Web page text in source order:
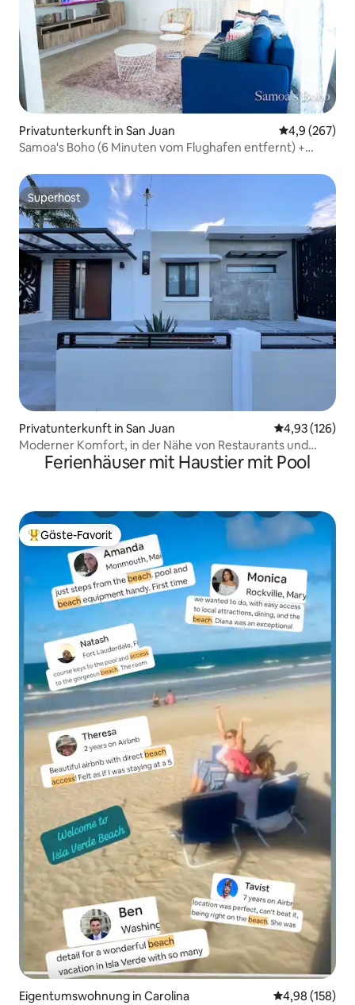
Privatunterkunft in San Juan
4,9 (267)
Samoa's Boho (6 Minuten vom Flughafen entfernt) +
Superhost
Superhost
Privatunterkunft in San Juan
4,93 (126)
Moderner Komfort, in der Nähe von Restaurants und
Einkaufszentren …
Ferienhäuser mit Haustier mit Pool
Beliebter Gäste-Favorit.
Gäste-Favorit
Eigentumswohnung in Carolina
4,98 (158)